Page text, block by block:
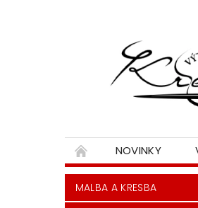
NOVINKY
MALBA A KRESBA